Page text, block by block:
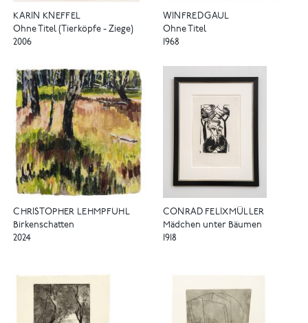
KARIN KNEFFEL
Ohne Titel (Tierköpfe - Ziege)
2006
WINFRED GAUL
Ohne Titel
1968
CHRISTOPHER LEHMPFUHL
Birkenschatten
2024
CONRAD FELIXMÜLLER
Mädchen unter Bäumen
1918